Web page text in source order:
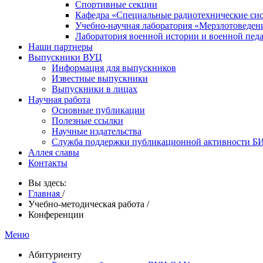
Спортивные секции
Кафедра «Специальные радиотехнические
Учебно-научная лаборатория
Лаборатория военной истории и военной
Наши партнеры
Выпускники ВУЦ
Информация для выпускников
Известные выпускники
Выпускники в лицах
Научная работа
Основные публикации
Полезные ссылки
Научные издательства
Служба поддержки публикационной активности
Аллея славы
Контакты
Вы здесь:
Главная /
Учебно-методическая работа /
Конференции
Меню
Абитуриенту